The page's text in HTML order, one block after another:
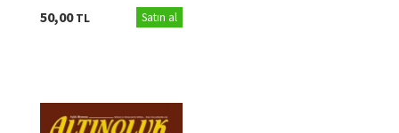
50,00TL Satın al